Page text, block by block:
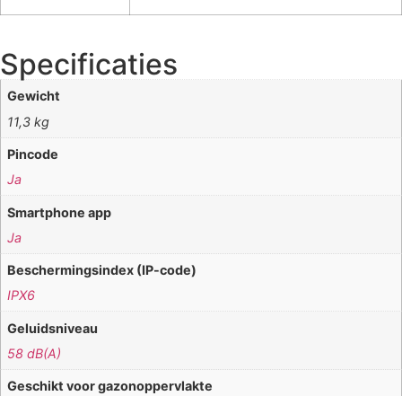
Specificaties
Gewicht
11,3 kg
Pincode
Ja
Smartphone app
Ja
Beschermingsindex (IP-code)
IPX6
Geluidsniveau
58 dB(A)
Geschikt voor gazonoppervlakte